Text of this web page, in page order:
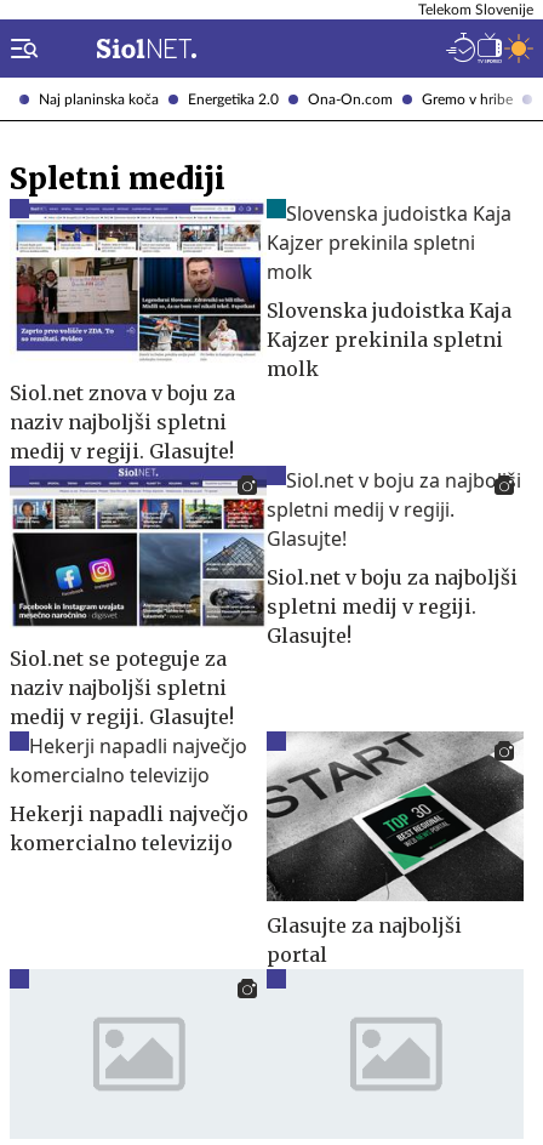
Naj planinska koča Energetika 2.0 Ona-On.com Gremo v hribe
Telekom Slovenije
Spletni mediji
Siol.net znova v boju za
naziv najboljši spletni
medij v regiji. Glasujte!
Slovenska judoistka Kaja
Kajzer prekinila spletni
molk
Siol.net se poteguje za
naziv najboljši spletni
medij v regiji. Glasujte!
Siol.net v boju za najboljši
spletni medij v regiji.
Glasujte!
Hekerji napadli največjo
komercialno televizijo
Glasujte za najboljši
portal